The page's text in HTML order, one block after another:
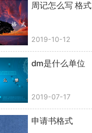
周记怎么写 格式
2019-10-12
dm是什么单位
2019-07-17
申请书格式